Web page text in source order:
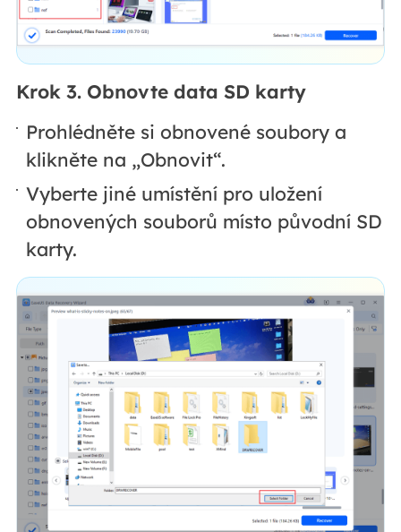
Krok 3. Obnovte data SD karty
Prohlédněte si obnovené soubory a
klikněte na „Obnovit“.
Vyberte jiné umístění pro uložení
obnovených souborů místo původní SD
karty.